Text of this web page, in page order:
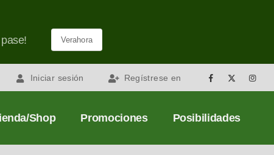
Verahora
Iniciar sesión Regístrese en
Shop Promociones Posibilidades